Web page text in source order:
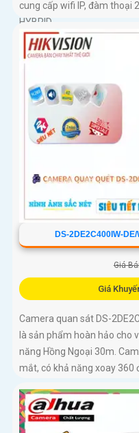
cung cấp wifi IP, đàm thoại
HYBRID
DS-2DE2C400IW-
Giá
Giá
Camera quan sát DS-
là sản phẩm hoàn hảo cho
năng Hồng Ngoại 30m.
mắt, có khả năng xoay 360